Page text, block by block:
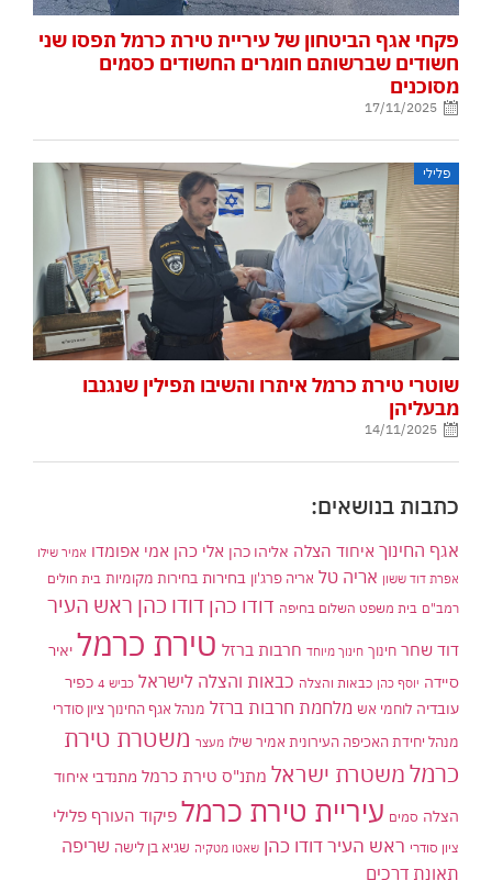
פקחי אגף הביטחון של עיריית טירת כרמל תפסו שני
חשודים שברשותם חומרים החשודים כסמים
מסוכנים
17/11/2025
פלילי
שוטרי טירת כרמל איתרו והשיבו תפילין שנגנבו
מבעליהן
14/11/2025
כתבות בנושאים:
אגף החינוך איחוד הצלה אליהו כהן אלי כהן אמי אפומדו אמיר שילו
אפרת דוד ששון אריה טל אריה פרג'ון בחירות בחירות מקומיות בית חולים
רמב"ם בית משפט השלום בחיפה דודו כהן דודו כהן ראש העיר
דוד שחר חינוך חינוך מיוחד חרבות ברזל טירת כרמל יאיר
סיידה יוסף כהן כבאות והצלה כבאות והצלה לישראל כביש 4
כפיר
עובדיה לוחמי אש מלחמת חרבות ברזל מנהל אגף החינוך ציון סודרי
מנהל יחידת האכיפה העירונית אמיר שילו מעצר משטרת טירת
כרמלמשטרת ישראל מתנ"ס טירת כרמל מתנדבי איחוד
הצלה סמים עיריית טירת כרמל פיקוד העורף פלילי
ציון סודרי ראש העיר דודו כהן שאטו מטקיה שגיא בן לישה שריפה
תאונת דרכים